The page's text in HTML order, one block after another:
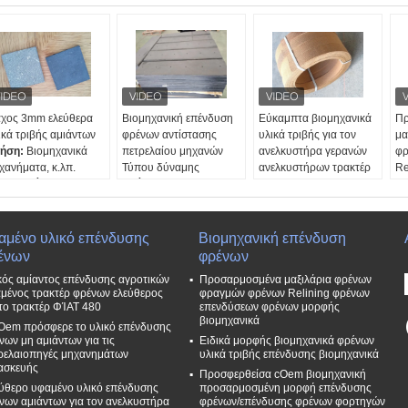
3mm ελεύθερα
τριβής αμιάντων
Βιομηχανικά
κ.λπ.
Διαθέσιμο
Βιομηχανική επένδυση
φρένων αντίστασης
πετρελαίου μηχανών
Τύπου δύναμης
δύναμης, βιομηχανικά
Οργανωτής
κατασκευής:
Διαθέσιμο
Αντίσταση στο λάδι:
Εξαιρετικό.
Δάχος:3-35mm
Εύκαμπτα βιομηχανικά
υλικά τριβής για τον
ανελκυστήρα γερανών
ανελκυστήρων τρακτέρ
πλάτος:≤600mm
Διάρκεια: 5m, 8m, 10m,
15m, 20m
Ναι, ναι.
υλικό επένδυσης
αμίαντος επένδυσης αγροτικών
τρακτέρ φρένων ελεύθερος
τρακτέρ ΦΊΑΤ 480
πρόσφερε το υλικό επένδυσης
μη αμιάντων για τις
μηχανημάτων
υφαμένο υλικό επένδυσης
αμιάντων για τον ανελκυστήρα
Βιομηχανική επένδυση
φρένων
Προσαρμοσμένα μαξιλάρια φρένων
φραγμών φρένων Relining φρένων
επενδύσεων φρένων μορφής
βιομηχανικά
Ειδικά μορφής βιομηχανικά φρένων
υλικά τριβής επένδυσης βιομηχανικά
Προσφερθείσα cOem βιομηχανική
προσαρμοσμένη μορφή επένδυσης
φρένων/επένδυσης φρένων φορτηγών